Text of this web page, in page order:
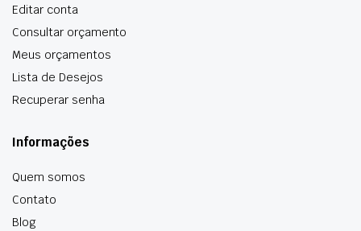
Editar conta
Consultar orçamento
Meus orçamentos
Lista de Desejos
Recuperar senha
Informações
Quem somos
Contato
Blog